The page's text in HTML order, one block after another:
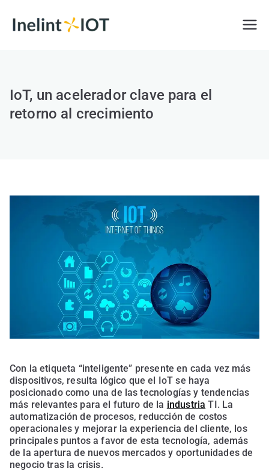
IoT, un acelerador clave para el
retorno al crecimiento
Con la etiqueta “inteligente” presente en cada vez más
dispositivos, resulta lógico que el IoT se haya
posicionado como una de las tecnologías y tendencias
más relevantes para el futuro de la industria TI. La
automatización de procesos, reducción de costos
operacionales y mejorar la experiencia del cliente, los
principales puntos a favor de esta tecnología, además
de la apertura de nuevos mercados y oportunidades de
negocio tras la crisis.